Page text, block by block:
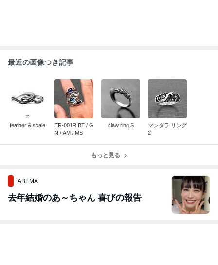
最近の画像つき記事
feather & scale
ER-001R BT / G
N / AM / MS
claw ring S
マンダラ リング
2
もっと見る
ABEMA
去年結婚のあ～ちゃん 喜びの報告